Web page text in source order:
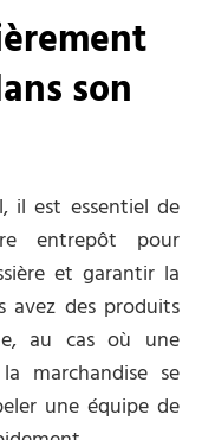
son
il est essentiel de
entrepôt pour
et garantir la
avez des produits
au cas où une
marchandise se
une équipe de